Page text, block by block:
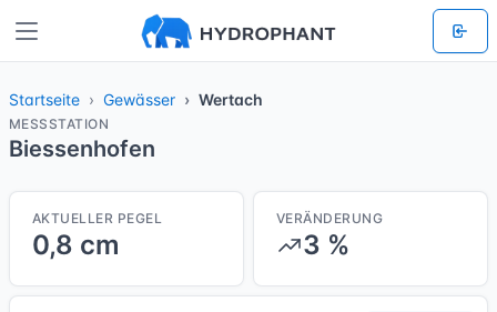
Startseite Gewässer Wertach
MESSSTATION
Biessenhofen
AKTUELLER PEGEL
0,8 cm
VERÄNDERUNG
3 %